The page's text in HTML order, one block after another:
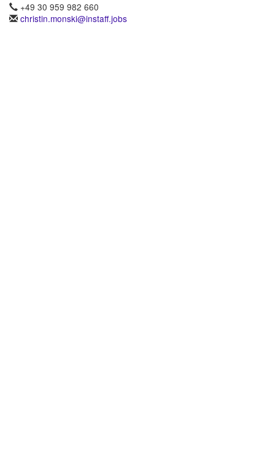
+49 30 959 982 660
christin.monski@instaff.jobs